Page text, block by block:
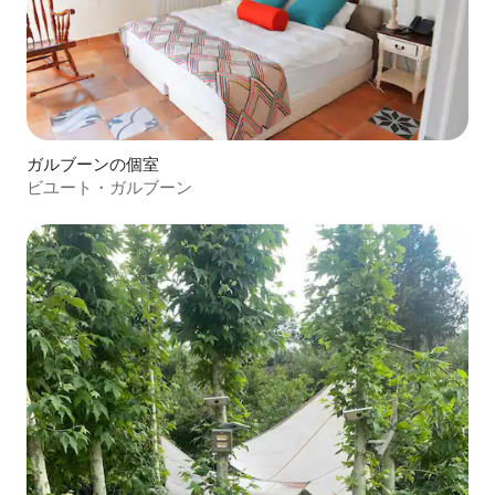
ガルブーンの個室
ビユート・ガルブーン